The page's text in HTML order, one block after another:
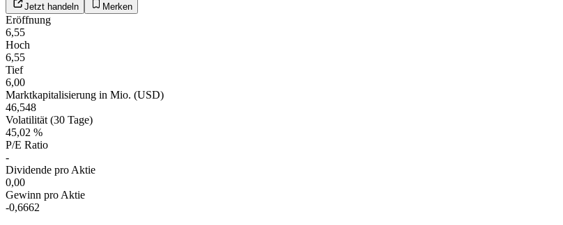
Jetzt handeln Merken
Eröffnung
6,55
Hoch
6,55
Tief
6,00
Marktkapitalisierung in Mio. (USD)
46,548
Volatilität (30 Tage)
45,02 %
P/E Ratio
-
Dividende pro Aktie
0,00
Gewinn pro Aktie
-0,6662